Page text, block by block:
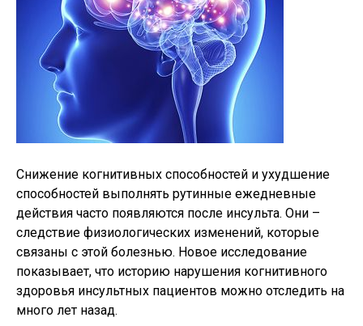
Снижение когнитивных способностей и ухудшение
способностей выполнять рутинные ежедневные
действия часто появляются после инсульта. Они –
следствие физиологических изменений, которые
связаны с этой болезнью. Новое исследование
показывает, что историю нарушения когнитивного
здоровья инсультных пациентов можно отследить на
много лет назад.